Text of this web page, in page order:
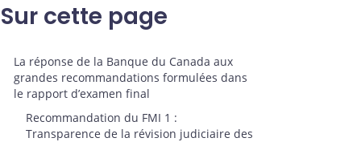
Sur cette page
La réponse de la Banque du Canada aux
grandes recommandations formulées dans
le rapport d’examen final
Recommandation du FMI 1 :
Transparence de la révision judiciaire des